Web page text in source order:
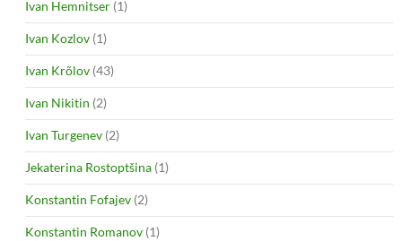
Ivan Hemnitser (1)
Ivan Kozlov (1)
Ivan Krõlov (43)
Ivan Nikitin (2)
Ivan Turgenev (2)
Jekaterina Rostoptšina (1)
Konstantin Fofajev (2)
Konstantin Romanov (1)